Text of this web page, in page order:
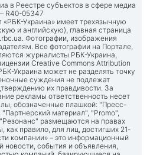
в Реестре субъектов в сфере медиа
R40-05347
Украина» имеет трехязычную
и английскую), главная страница
. Фотографии, изображения
Все фотографии на Портале,
журналисты РБК-Украина,
Creative Commons Attribution
Украина может не разделять точку
суждения не подлежат
их правдивости. За
рекламы ответственность несет
обозначенные плашкой: "Пресс-
материал", "Promo",
размещаются на правах
как правило, для лиц, достигших 21-
компании» – это информационный
новости, события и объявления,